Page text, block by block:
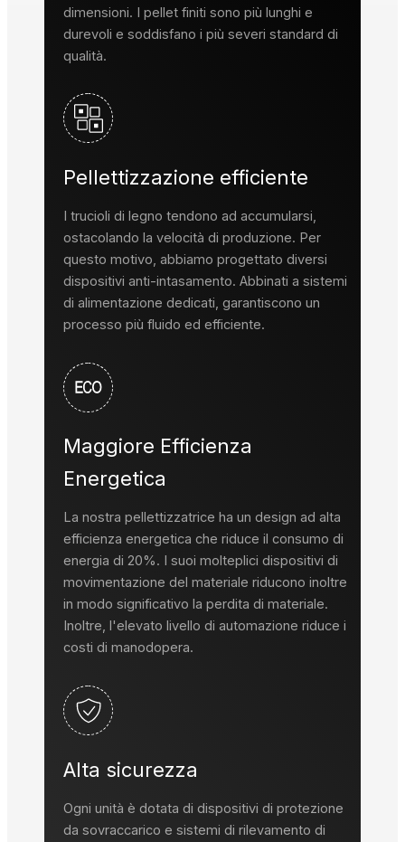
dimensioni. I pellet finiti sono più lunghi e
durevoli e soddisfano i più severi standard di
qualità.
Pellettizzazione efficiente
I trucioli di legno tendono ad accumularsi,
ostacolando la velocità di produzione. Per
questo motivo, abbiamo progettato diversi
dispositivi anti-intasamento. Abbinati a sistemi
di alimentazione dedicati, garantiscono un
processo più fluido ed efficiente.
Maggiore Efficienza
Energetica
La nostra pellettizzatrice ha un design ad alta
efficienza energetica che riduce il consumo di
energia di 20%. I suoi molteplici dispositivi di
movimentazione del materiale riducono inoltre
in modo significativo la perdita di materiale.
Inoltre, l'elevato livello di automazione riduce i
costi di manodopera.
Alta sicurezza
Ogni unità è dotata di dispositivi di protezione
da sovraccarico e sistemi di rilevamento di